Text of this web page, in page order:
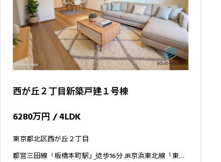
西が丘２丁目新築戸建１号棟
6280万円 / 4LDK
東京都北区西が丘２丁目
都営三田線「板橋本町駅」徒歩16分 JR京浜東北線「東十